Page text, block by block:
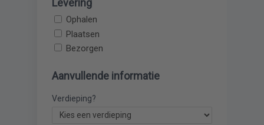
Levering
Ophalen
Plaatsen
Bezorgen
Aanvullende informatie
Verdieping?